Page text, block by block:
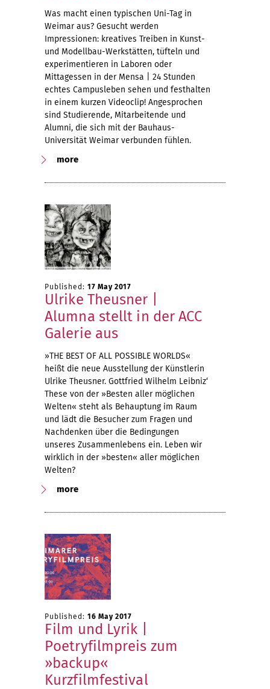
Was macht einen typischen Uni-Tag in
Weimar aus? Gesucht werden
Impressionen: kreatives Treiben in Kunst-
und Modellbau-Werkstätten, tüfteln und
experimentieren in Laboren oder
Mittagessen in der Mensa | 24 Stunden
echtes Campusleben sehen und festhalten
in einem kurzen Videoclip! Angesprochen
sind Studierende, Mitarbeitende und
Alumni, die sich mit der Bauhaus-
Universität Weimar verbunden fühlen.
more
Published: 17 May 2017
Ulrike Theusner |
Alumna stellt in der ACC
Galerie aus
»THE BEST OF ALL POSSIBLE WORLDS«
heißt die neue Ausstellung der Künstlerin
Ulrike Theusner. Gottfried Wilhelm Leibniz‘
These von der »Besten aller möglichen
Welten« steht als Behauptung im Raum
und lädt die Besucher zum Fragen und
Nachdenken über die Bedingungen
unseres Zusammenlebens ein. Leben wir
wirklich in der »besten« aller möglichen
Welten?
more
Published: 16 May 2017
Film und Lyrik |
Poetryfilmpreis zum
»backup«
Kurzfilmfestival